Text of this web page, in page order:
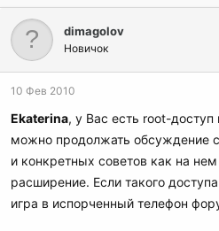
dimagolov
Новичок
10 Фев 2010
Ekaterina, у Вас есть root-
можно продолжать обсуждение
и конкретных советов как на
расширение. Если такого
игра в испорченный телефон